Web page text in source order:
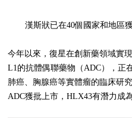
漢斯狀已在40個國家和地區
今年以來，復星在創新藥領域實
L1的抗體偶聯藥物（ADC），正
肺癌、胸腺癌等實體瘤的臨床研
ADC獲批上市，HLX43有潛力成